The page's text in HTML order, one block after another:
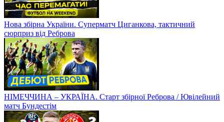
Нова збірна України. Суперматч Циганкова, тактичний
сюрприз від Реброва
НІМЕЧЧИНА – УКРАЇНА. Старт збірної Реброва / Ювілейний
матч Бундестім